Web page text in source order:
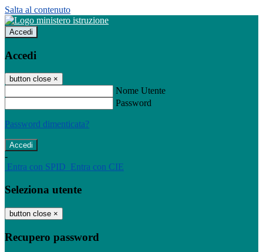
Salta al contenuto
Accedi
Accedi
button close ×
Nome Utente
Password
Password dimenticata?
-
Entra con SPID Entra con CIE
Seleziona utente
button close ×
Recupero password